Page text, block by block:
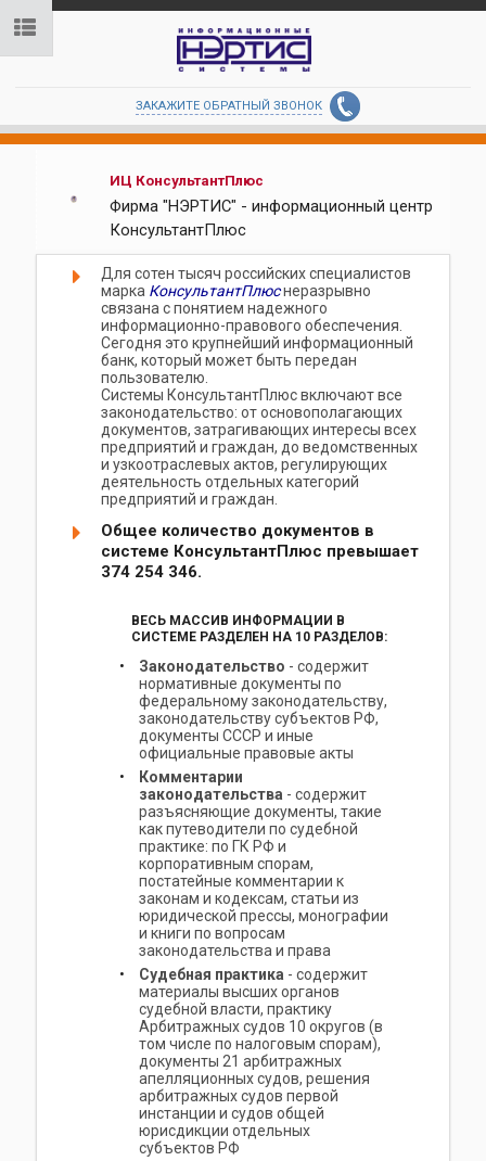
ЗАКАЖИТЕ ОБРАТНЫЙ ЗВОНОК
ИЦ КонсультантПлюс
Фирма "НЭРТИС" - информационный центр
КонсультантПлюс
Для сотен тысяч российских специалистов
марка КонсультантПлюснеразрывно
связана с понятием надежного
информационно-правового обеспечения.
Сегодня это крупнейший информационный
банк, который может быть передан
пользователю.
Системы КонсультантПлюс включают все
законодательство: от основополагающих
документов, затрагивающих интересы всех
предприятий и граждан, до ведомственных
и узкоотраслевых актов, регулирующих
деятельность отдельных категорий
предприятий и граждан.
Общее количество документов в
системе КонсультантПлюс превышает
374 254 346.
ВЕСЬ МАССИВ ИНФОРМАЦИИ В
СИСТЕМЕ РАЗДЕЛЕН НА 10 РАЗДЕЛОВ:
Законодательство - содержит
нормативные документы по
федеральному законодательству,
законодательству субъектов РФ,
документы СССР и иные
официальные правовые акты
Комментарии
законодательства - содержит
разъясняющие документы, такие
как путеводители по судебной
практике: по ГК РФ и
корпоративным спорам,
постатейные комментарии к
законам и кодексам, статьи из
юридической прессы, монографии
и книги по вопросам
законодательства и права
Судебная практика - содержит
материалы высших органов
судебной власти, практику
Арбитражных судов 10 округов (в
том числе по налоговым спорам),
документы 21 арбитражных
апелляционных судов, решения
арбитражных судов первой
инстанции и судов общей
юрисдикции отдельных
субъектов РФ